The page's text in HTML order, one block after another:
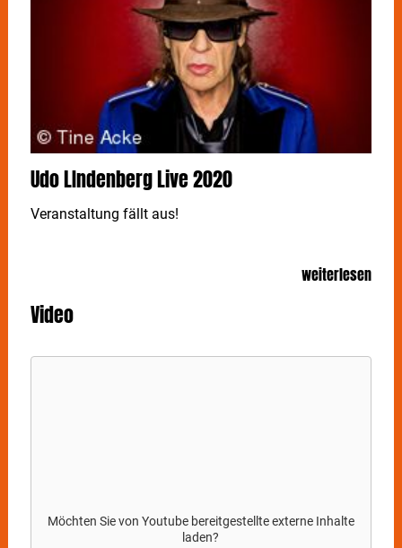
Udo LIndenberg Live 2020
Veranstaltung fällt aus!
weiterlesen
Video
Möchten Sie von Youtubebereitgestellte externe Inhalte
laden?